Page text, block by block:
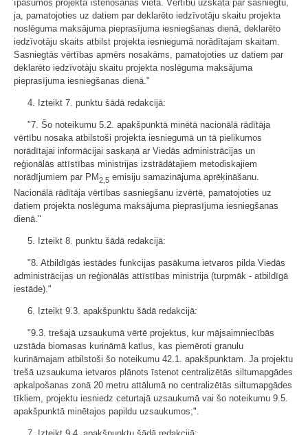
īpašumos projekta īstenošanas vietā. Vērtību uzskata par sasniegtu,
ja, pamatojoties uz datiem par deklarēto iedzīvotāju skaitu projekta
noslēguma maksājuma pieprasījuma iesniegšanas dienā, deklarēto
iedzīvotāju skaits atbilst projekta iesniegumā norādītajam skaitam.
Sasniegtās vērtības apmērs nosakāms, pamatojoties uz datiem par
deklarēto iedzīvotāju skaitu projekta noslēguma maksājuma
pieprasījuma iesniegšanas dienā."
4. Izteikt 7. punktu šādā redakcijā:
"7. Šo noteikumu 5.2. apakšpunktā minētā nacionālā rādītāja
vērtību nosaka atbilstoši projekta iesniegumā un tā pielikumos
norādītajai informācijai saskaņā ar Viedās administrācijas un
reģionālās attīstības ministrijas izstrādātajiem metodiskajiem
norādījumiem par PM2,5 emisiju samazinājuma aprēķināšanu.
Nacionālā rādītāja vērtības sasniegšanu izvērtē, pamatojoties uz
datiem projekta noslēguma maksājuma pieprasījuma iesniegšanas
dienā."
5. Izteikt 8. punktu šādā redakcijā:
"8. Atbildīgās iestādes funkcijas pasākuma ietvaros pilda Viedās
administrācijas un reģionālās attīstības ministrija (turpmāk - atbildīgā
iestāde)."
6. Izteikt 9.3. apakšpunktu šādā redakcijā:
"9.3. trešajā uzsaukumā vērtē projektus, kur mājsaimniecībās
uzstāda biomasas kurināmā katlus, kas piemēroti granulu
kurināmajam atbilstoši šo noteikumu 42.1. apakšpunktam. Ja projektu
trešā uzsaukuma ietvaros plānots īstenot centralizētās siltumapgādes
apkalpošanas zonā 20 metru attālumā no centralizētās siltumapgādes
tīkliem, projektu iesniedz ceturtajā uzsaukumā vai šo noteikumu 9.5.
apakšpunktā minētajos papildu uzsaukumos;".